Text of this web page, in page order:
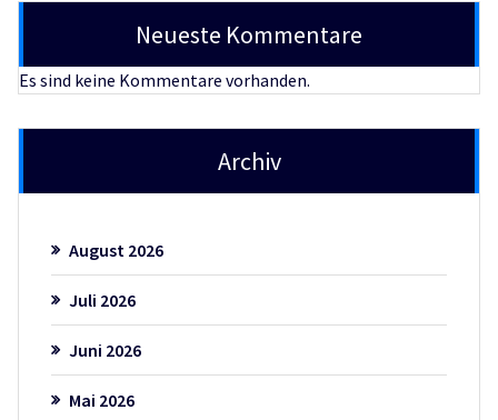
Neueste Kommentare
Es sind keine Kommentare vorhanden.
Archiv
August 2026
Juli 2026
Juni 2026
Mai 2026